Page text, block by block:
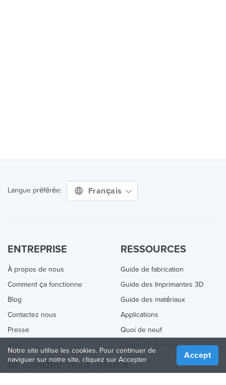
Langue préférée: Français
ENTREPRISE
À propos de nous
Comment ça fonctionne
Blog
Contactez nous
Presse
RESSOURCES
Guide de fabrication
Guide des Imprimantes 3D
Guide des matériaux
Applications
Quoi de neuf
Online 3D Printing
REJOINDRE TREATSTOCK
Notre site utilise les cookies. Pour continuer de
naviguer sur notre site, cliquez sur Accepter
Accept